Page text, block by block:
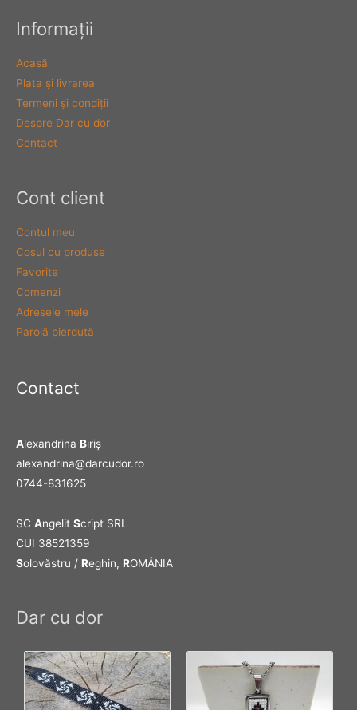
Informaţii
Acasă
Plata şi livrarea
Termeni şi condiţii
Despre Dar cu dor
Contact
Cont client
Contul meu
Coşul cu produse
Favorite
Comenzi
Adresele mele
Parolă pierdută
Contact
Alexandrina Biriş
alexandrina@darcudor.ro
0744-831625
SC Angelit Script SRL
CUI 38521359
Solovăstru / Reghin, ROMÂNIA
Dar cu dor